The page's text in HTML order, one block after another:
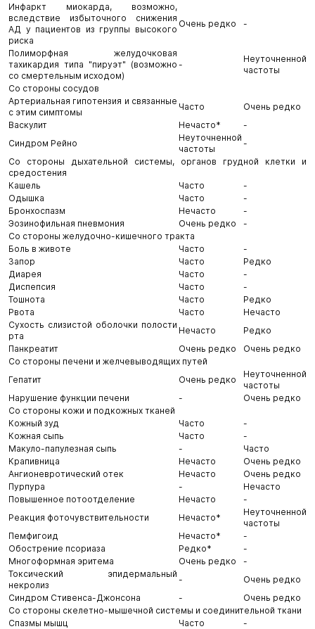
Инфаркт миокарда, возможно,
вследствие избыточного снижения
АД у пациентов из группы высокого
риска
Очень редко -
Полиморфная желудочковая
тахикардия типа "пируэт" (возможно
со смертельным исходом)
-
Неуточненной
частоты
Со стороны сосудов
Артериальная гипотензия и связанные
с этим симптомы
Часто
Очень редко
Васкулит
Нечасто*
-
Синдром Рейно
Неуточненной
частоты
-
Со стороны дыхательной системы, органов грудной клетки и
средостения
Кашель
Часто
-
Одышка
Часто
-
Бронхоспазм
Нечасто
-
Эозинофильная пневмония
Очень редко
-
Со стороны желудочно-кишечного тракта
Боль в животе
Часто
-
Запор
Часто
Редко
Диарея
Часто
-
Диспепсия
Часто
-
Тошнота
Часто
Редко
Рвота
Часто
Нечасто
Сухость слизистой оболочки полости
рта
Нечасто
Редко
Панкреатит
Очень редко
Очень редко
Со стороны печени и желчевыводящих путей
Гепатит
Очень редко
Неуточненной
частоты
Нарушение функции печени
-
Очень редко
Со стороны кожи и подкожных тканей
Кожный зуд
Часто
-
Кожная сыпь
Часто
-
Макуло-папулезная сыпь
-
Часто
Крапивница
Нечасто
Очень редко
Ангионевротический отек
Нечасто
Очень редко
Пурпура
-
Нечасто
Повышенное потоотделение
Нечасто
-
Реакция фоточувствительности
Нечасто*
Неуточненной
частоты
Пемфигоид
Нечасто*
-
Обострение псориаза
Редко*
-
Многоформная эритема
Очень редко
-
Токсический эпидермальный
некролиз
-
Очень редко
Синдром Стивенса-Джонсона
-
Очень редко
Со стороны скелетно-мышечной системы и соединительной ткани
Спазмы мышц
Часто
-